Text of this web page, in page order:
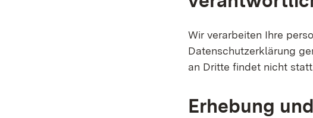
Wir verarbeiten Ihre
Datenschutzerklärung
an Dritte findet nicht
Erhebung